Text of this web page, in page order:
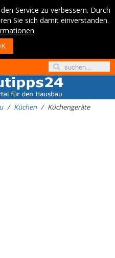
Service zu verbessern. Durch
Sie sich damit einverstanden.
Küchen Küchengeräte